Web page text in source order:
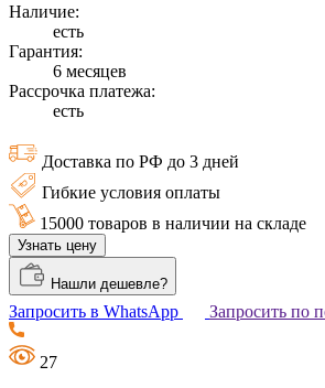
Наличие:
есть
Гарантия:
6 месяцев
Рассрочка платежа:
есть
Доставка по РФ до 3 дней
Гибкие условия оплаты
15000 товаров в наличии на складе
Узнать цену
Нашли дешевле?
Запросить в WhatsApp Запросить по
27